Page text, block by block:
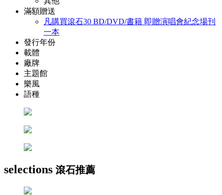
滿額贈送
凡購買滾石30 BD/DVD/書籍 即贈演唱會紀念場刊
一本
發行年份
載體
廠牌
主題館
樂風
語種
selections 滾石推薦